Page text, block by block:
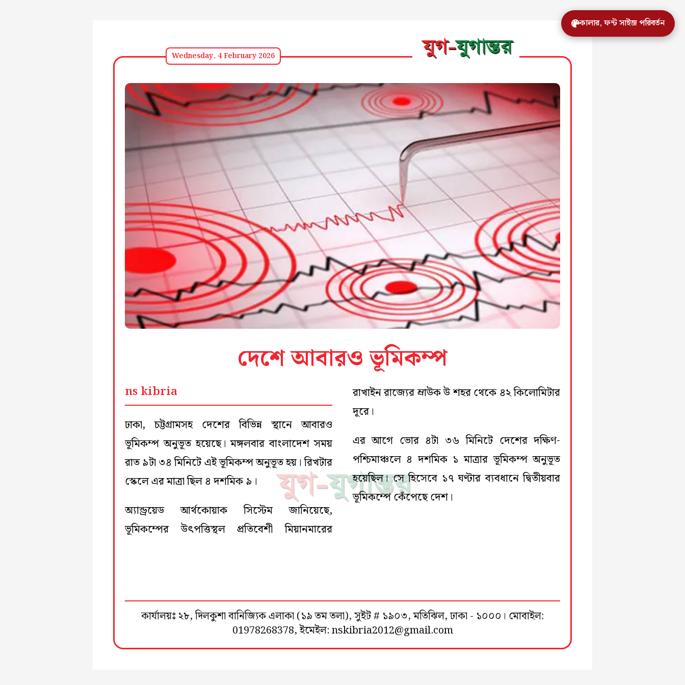
কালার, ফন্ট সাইজ পরিবর্তন
Wednesday, 4 February 2026
দেশে আবারও ভূমিকম্প
ns kibria
ঢাকা, চট্টগ্রামসহ দেশের বিভিন্ন স্থানে আবারও
ভূমিকম্প অনুভূত হয়েছে। মঙ্গলবার বাংলাদেশ সময়
রাত ৯টা ৩৪ মিনিটে এই ভূমিকম্প অনুভূত হয়। রিখটার
স্কেলে এর মাত্রা ছিল ৪ দশমিক ৯।
অ্যান্ড্রয়েড আর্থকোয়াক সিস্টেম জানিয়েছে,
ভূমিকম্পের উৎপত্তিস্থল প্রতিবেশী মিয়ানমারের
রাখাইন রাজ্যের ম্রাউক উ শহর থেকে ৪২ কিলোমিটার
দূরে।
এর আগে ভোর ৪টা ৩৬ মিনিটে দেশের দক্ষিণ-
পশ্চিমাঞ্চলে ৪ দশমিক ১ মাত্রার ভূমিকম্প অনুভূত
হয়েছিল। সে হিসেবে ১৭ ঘণ্টার ব্যবধানে দ্বিতীয়বার
ভূমিকম্পে কেঁপেছে দেশ।
কার্যালয়ঃ ২৮, দিলকুশা বানিজ্যিক এলাকা (১৯ তম তলা), সুইট # ১৯০৩, মতিঝিল, ঢাকা - ১০০০। মোবাইল:
01978268378, ইমেইল: nskibria2012@gmail.com